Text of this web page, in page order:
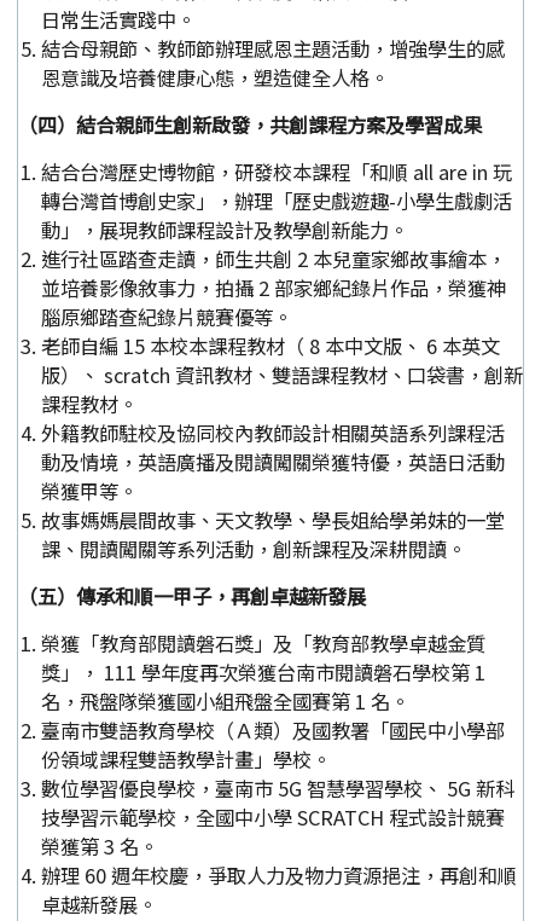
日常生活實踐中。
結合母親節、教師節辦理感恩主題活動，增強學生的感
恩意識及培養健康心態，塑造健全人格。
（四）結合親師生創新啟發，共創課程方案及學習成果
結合台灣歷史博物館，研發校本課程「和順 all are in 玩
轉台灣首博創史家」，辦理「歷史戲遊趣-小學生戲劇活
動」，展現教師課程設計及教學創新能力。
進行社區踏查走讀，師生共創 2 本兒童家鄉故事繪本，
並培養影像敘事力，拍攝 2 部家鄉紀錄片作品，榮獲神
腦原鄉踏查紀錄片競賽優等。
老師自編 15 本校本課程教材（ 8 本中文版、 6 本英文
版）、 scratch 資訊教材、雙語課程教材、口袋書，創新
課程教材。
外籍教師駐校及協同校內教師設計相關英語系列課程活
動及情境，英語廣播及閱讀闖關榮獲特優，英語日活動
榮獲甲等。
故事媽媽晨間故事、天文教學、學長姐給學弟妹的一堂
課、閱讀闖關等系列活動，創新課程及深耕閱讀。
（五）傳承和順一甲子，再創卓越新發展
榮獲「教育部閱讀磐石獎」及「教育部教學卓越金質
獎」， 111 學年度再次榮獲台南市閱讀磐石學校第 1
名，飛盤隊榮獲國小組飛盤全國賽第 1 名。
臺南市雙語教育學校（Ａ類）及國教署「國民中小學部
份領域課程雙語教學計畫」學校。
數位學習優良學校，臺南市 5G 智慧學習學校、 5G 新科
技學習示範學校，全國中小學 SCRATCH 程式設計競賽
榮獲第 3 名。
辦理 60 週年校慶，爭取人力及物力資源挹注，再創和順
卓越新發展。